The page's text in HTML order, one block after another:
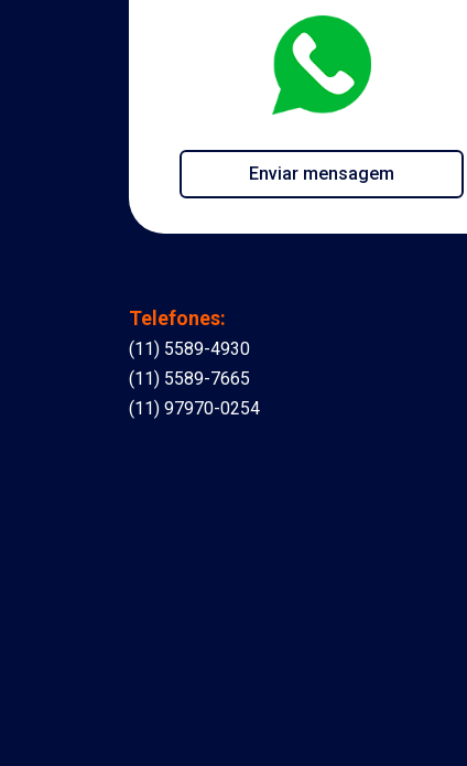
Enviar mensagem
Telefones:
(11) 5589-4930
(11) 5589-7665
(11) 97970-0254